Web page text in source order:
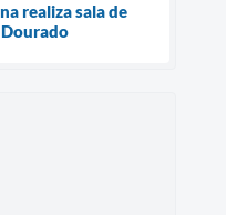
realiza sala de